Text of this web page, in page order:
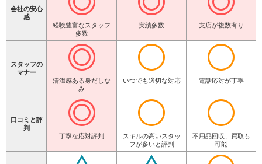
会社の安心
感
経験豊富なスタッフ
多数
実績多数 支店が複数有り
スタッフの
マナー
清潔感ある身だしな
み
いつでも適切な対応 電話応対が丁寧
口コミと評
判
丁寧な応対評判
スキルの高いスタッ
フが多いと評判
不用品回収、買取も
可能